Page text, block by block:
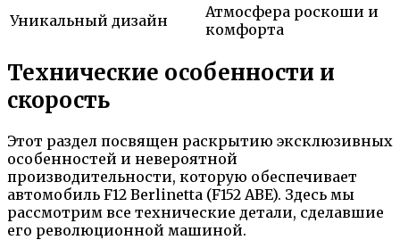
Уникальный дизайн
Атмосфера роскоши и
комфорта
Технические особенности и
скорость
Этот раздел посвящен раскрытию эксклюзивных
особенностей и невероятной
производительности, которую обеспечивает
автомобиль F12 Berlinetta (F152 ABE). Здесь мы
рассмотрим все технические детали, сделавшие
его революционной машиной.